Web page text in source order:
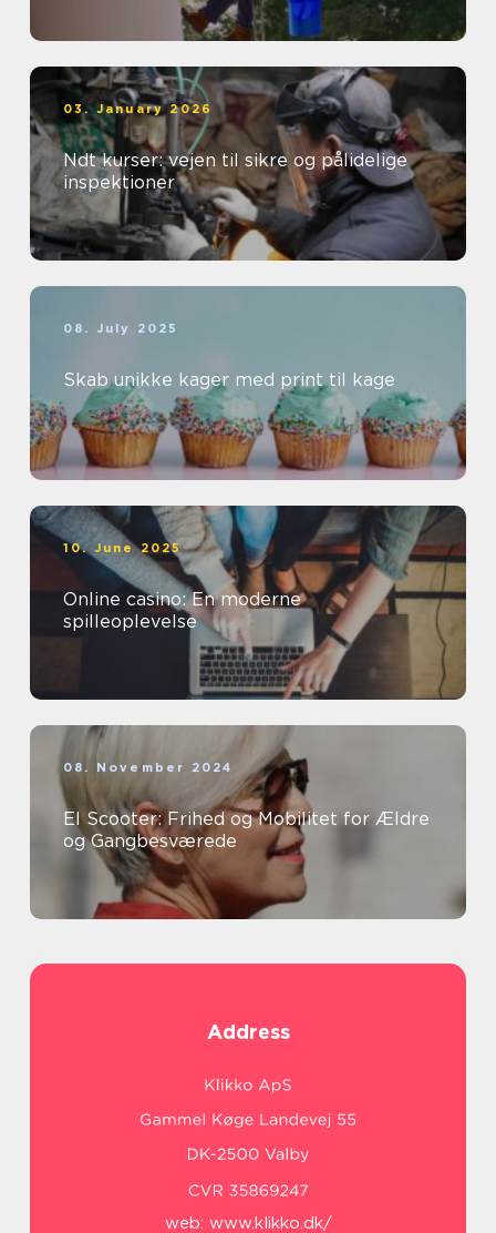
03. January 2026
Ndt kurser: vejen til sikre og pålidelige
inspektioner
08. July 2025
Skab unikke kager med print til kage
10. June 2025
Online casino: En moderne
spilleoplevelse
08. November 2024
El Scooter: Frihed og Mobilitet for Ældre
og Gangbesværede
Address
web: www.klikko.dk/